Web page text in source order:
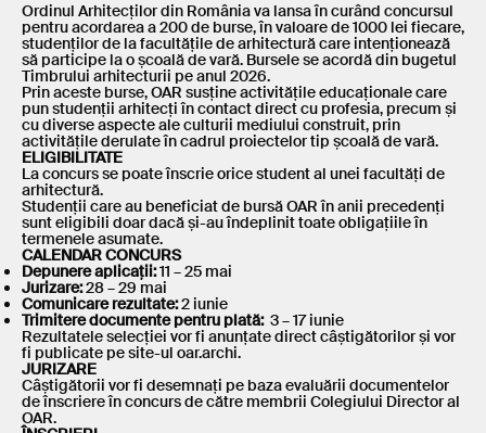
Ordinul Arhitecților din România va lansa în curând concursul
pentru acordarea a 200 de burse, în valoare de 1000 lei fiecare,
studenților de la facultățile de arhitectură care intenționează
să participe la o școală de vară. Bursele se acordă din bugetul
Timbrului arhitecturii pe anul 2026.
Prin aceste burse, OAR susține activitățile educaționale care
pun studenții arhitecți în contact direct cu profesia, precum și
cu diverse aspecte ale culturii mediului construit, prin
activitățile derulate în cadrul proiectelor tip școală de vară.
ELIGIBILITATE
La concurs se poate înscrie orice student al unei facultăți de
arhitectură.
Studenții care au beneficiat de bursă OAR în anii precedenți
sunt eligibili doar dacă și-au îndeplinit toate obligațiile în
termenele asumate.
CALENDAR CONCURS
Depunere aplicații:11 – 25 mai
Jurizare:28 – 29 mai
Comunicare rezultate:2 iunie
Trimitere documente pentru plată:3 – 17 iunie
Rezultatele selecției vor fi anunțate direct câștigătorilor și vor
fi publicate pe site-ul oar.archi.
JURIZARE
Câștigătorii vor fi desemnați pe baza evaluării documentelor
de înscriere în concurs de către membrii Colegiului Director al
OAR.